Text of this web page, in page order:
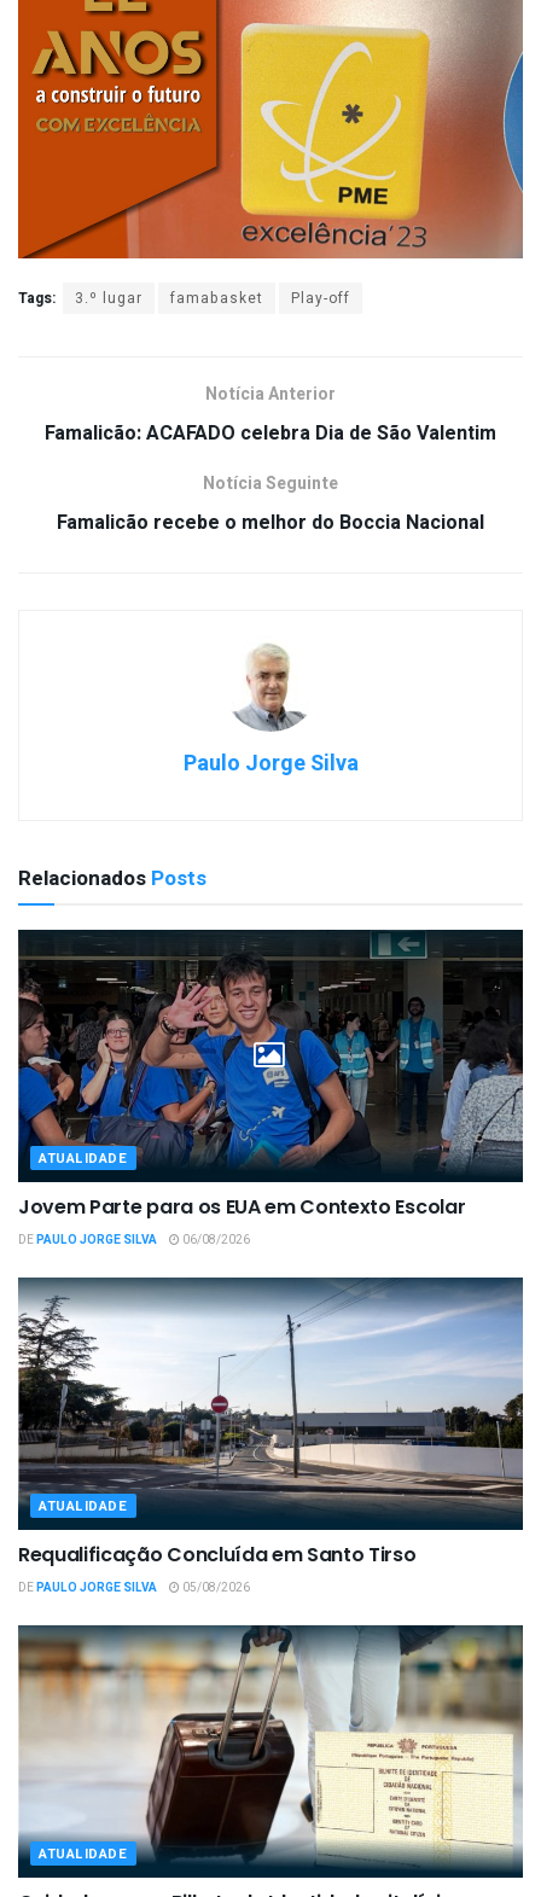
Tags: 3.º lugar famabasket Play-off
Notícia Anterior
Famalicão: ACAFADO celebra Dia de São Valentim
Notícia Seguinte
Famalicão recebe o melhor do Boccia Nacional
Paulo Jorge Silva
Relacionados Posts
ATUALIDADE
Jovem Parte para os EUA em Contexto Escolar
DEPAULO JORGE SILVA 06/08/2026
ATUALIDADE
Requalificação Concluída em Santo Tirso
DEPAULO JORGE SILVA 05/08/2026
ATUALIDADE